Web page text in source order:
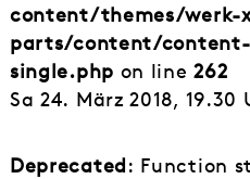
content/themes/
parts/content/
single.php on line262
Sa 24. März 2018, 19.30
Deprecated: Function